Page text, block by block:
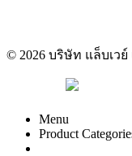
© 2026 บริษัท แล็บเวย์
Menu
Product